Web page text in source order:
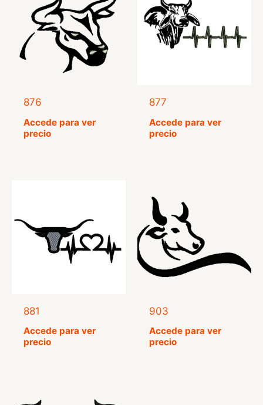
876
Accede para ver
precio
877
Accede para ver
precio
881
Accede para ver
precio
903
Accede para ver
precio